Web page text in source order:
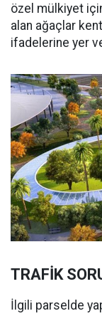
özel mülkiyet
alan ağaçlar
ifadelerine yer
TRAFİK
İlgili parselde